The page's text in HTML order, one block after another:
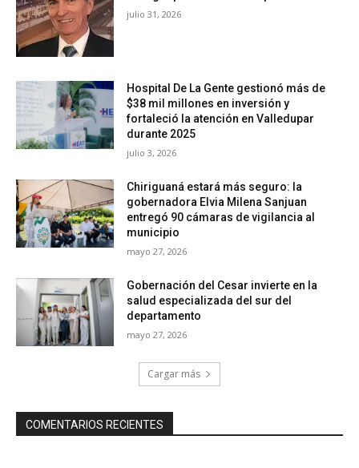
julio 31, 2026
Hospital De La Gente gestionó más de
$38 mil millones en inversión y
fortaleció la atención en Valledupar
durante 2025
julio 3, 2026
Chiriguaná estará más seguro: la
gobernadora Elvia Milena Sanjuan
entregó 90 cámaras de vigilancia al
municipio
mayo 27, 2026
Gobernación del Cesar invierte en la
salud especializada del sur del
departamento
mayo 27, 2026
Cargar más
COMENTARIOS RECIENTES